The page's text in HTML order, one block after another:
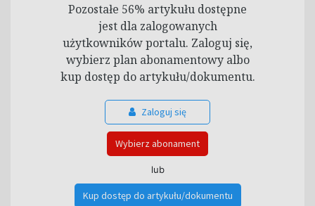
Pozostałe 56% artykułu dostępne
jest dla zalogowanych
użytkowników portalu. Zaloguj się,
wybierz plan abonamentowy albo
kup dostęp do artykułu/dokumentu.
Zaloguj się
Wybierz abonament
lub
Kup dostęp do artykułu/dokumentu